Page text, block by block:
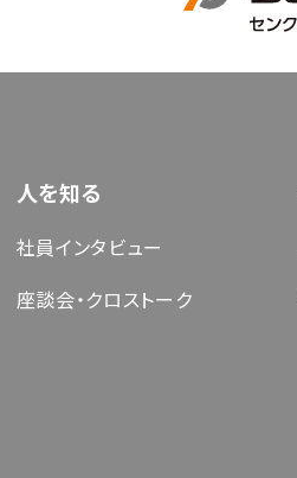
人を知る
社員インタビュー
座談会・クロストーク